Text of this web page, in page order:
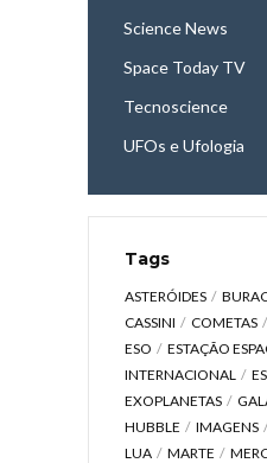
Science News
Space Today TV
Tecnoscience
UFOs e Ufologia
Tags
ASTERÓIDES
CASSINI
COMETAS
ESO
ESTAÇÃO
INTERNACIONAL
EXOPLANETAS
HUBBLE
IMAGENS
LUA
MARTE